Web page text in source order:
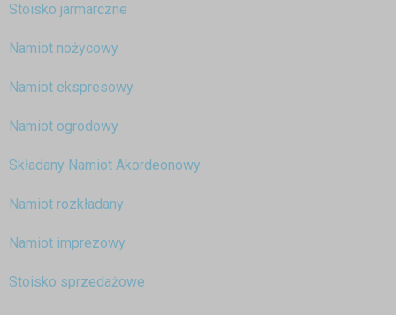
Stoisko jarmarczne
Namiot nożycowy
Namiot ekspresowy
Namiot ogrodowy
Składany Namiot Akordeonowy
Namiot rozkładany
Namiot imprezowy
Stoisko sprzedażowe